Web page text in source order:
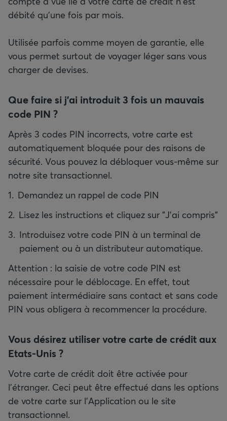
débité qu'une fois par mois.
Utilisée parfois comme moyen de garantie, elle
vous permet surtout de voyager léger sans vous
charger de devises.
Que faire si j'ai introduit 3 fois un mauvais
code PIN ?
Après 3 codes PIN incorrects, votre carte est
automatiquement bloquée pour des raisons de
sécurité. Vous pouvez la débloquer vous-même sur
notre site transactionnel.
Demandez un rappel de code PIN
Lisez les instructions et cliquez sur "J'ai compris"
Introduisez votre code PIN à un terminal de
paiement ou à un distributeur automatique.
Attention : la saisie de votre code PIN est
nécessaire pour le déblocage. En effet, tout
paiement intermédiaire sans contact et sans code
PIN vous obligera à recommencer la procédure.
Vous désirez utiliser votre carte de crédit aux
Etats-Unis ?
Votre carte de crédit doit être activée pour
l'étranger. Ceci peut être effectué dans les options
de votre carte sur l'Application ou le site
transactionnel.